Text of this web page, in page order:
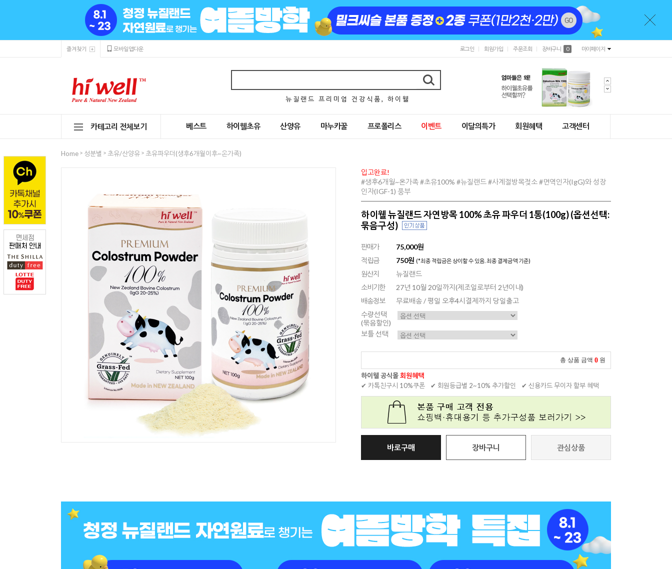
즐겨찾기 모바일앱다운 로그인 회원가입 주문조회 장바구니 0 마이페이지
뉴 질 랜 드 프 리 미 엄 건 강 식 품 , 하 이 웰
카테고리 전체보기 베스트 하이웰초유 산양유 마누카꿀 프로폴리스 이벤트 이달의특가 회원혜택 고객센터
Home > 성분별 > 초유/산양유 > 초유파우더(생후6개월이후~온가족)
입고완료!
#생후6개월~온가족 #초유100% #뉴질랜드 #사계절방목젖소 #면역인자(IgG)와 성장
인자(IGF-1) 풍부
하이웰 뉴질랜드 자연방목 100% 초유 파우더 1통(100g) (옵션선택:
묶음구성)
판매가
75,000원
적립금
750원 (*최종 적립금은 상이할 수 있음. 최종 결제금액 기준)
원산지
뉴질랜드
소비기한
27년 10월 20일까지(제조일로부터 2년이내)
배송정보
무료배송 / 평일 오후4시결제까지 당일출고
수량선택
(묶음할인)
보틀 선택
총 상품 금액 0 원
하이웰 공식몰회원혜택
✔ 카톡친구시 10%쿠폰
✔ 회원등급별 2~10% 추가할인 ✔ 신용카드 무이자 할부 혜택
바로구매 장바구니 관심상품